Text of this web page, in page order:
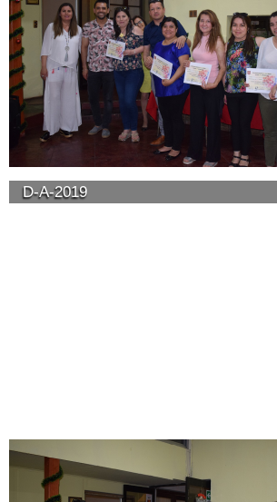
D-A-2019